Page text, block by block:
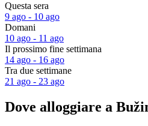
Questa sera
9 ago - 10 ago
Domani
10 ago - 11 ago
Il prossimo fine settimana
14 ago - 16 ago
Tra due settimane
21 ago - 23 ago
Dove alloggiare a